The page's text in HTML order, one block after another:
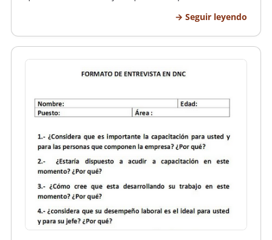
siempre. Se denomina carta de opinión a todas a
quellas que los redactore…
Seguir leyendo